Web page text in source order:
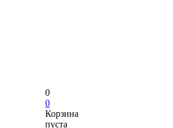
0
0
Корзина
пуста